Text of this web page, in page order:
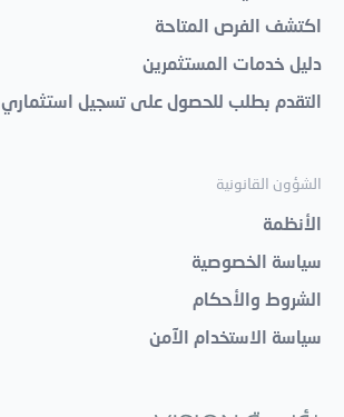
اكتشف الفرص المتاحة
دليل خدمات المستثمرين
التقدم بطلب للحصول على تسجيل استثماري
الشؤون القانونية
الأنظمة
سياسة الخصوصية
الشروط والأحكام
سياسة الاستخدام الآمن